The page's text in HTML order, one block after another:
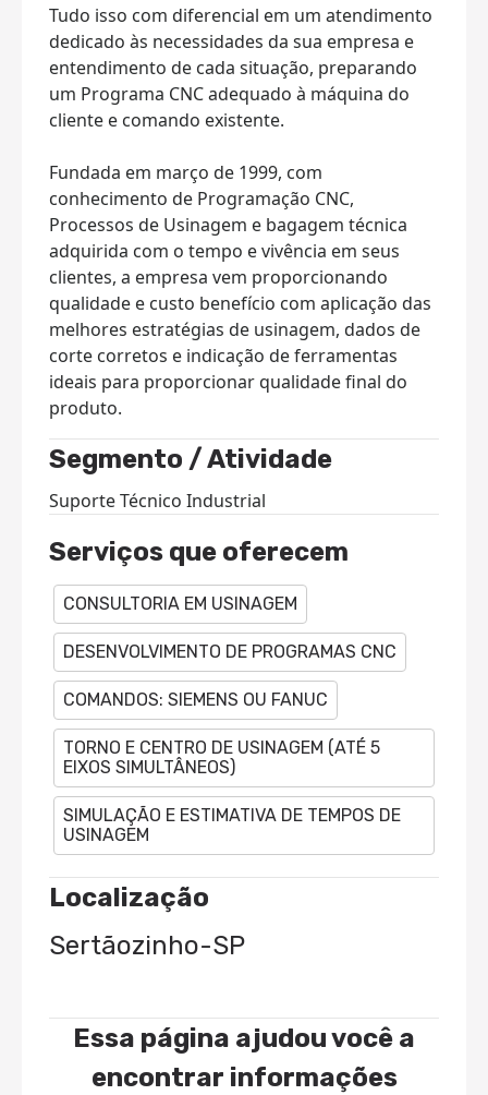
Tudo isso com diferencial em um atendimento
dedicado às necessidades da sua empresa e
entendimento de cada situação, preparando
um Programa CNC adequado à máquina do
cliente e comando existente.
Fundada em março de 1999, com
conhecimento de Programação CNC,
Processos de Usinagem e bagagem técnica
adquirida com o tempo e vivência em seus
clientes, a empresa vem proporcionando
qualidade e custo benefício com aplicação das
melhores estratégias de usinagem, dados de
corte corretos e indicação de ferramentas
ideais para proporcionar qualidade final do
produto.
Segmento / Atividade
Suporte Técnico Industrial
Serviços que oferecem
CONSULTORIA EM USINAGEM
DESENVOLVIMENTO DE PROGRAMAS CNC
COMANDOS: SIEMENS OU FANUC
TORNO E CENTRO DE USINAGEM (ATÉ 5
EIXOS SIMULTÂNEOS)
SIMULAÇÃO E ESTIMATIVA DE TEMPOS DE
USINAGEM
Localização
Sertãozinho-SP
Essa página ajudou você a
encontrar informações